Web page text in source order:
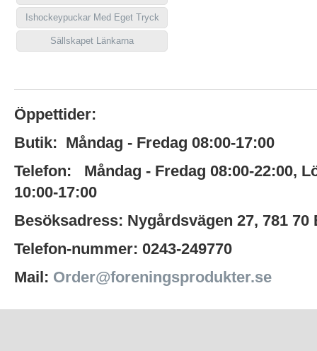
Ishockeypuckar Med Eget Tryck
Sällskapet Länkarna
Öppettider:
Butik: Måndag - Fredag 08:00-17:00
Telefon: Måndag - Fredag 08:00-22:00,
10:00-17:00
Besöksadress: Nygårdsvägen 27, 781 70
Telefon-nummer: 0243-249770
Mail: Order@foreningsprodukter.se